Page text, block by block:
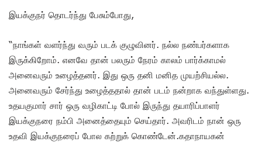
இயக்குநர் தொடர்ந்து பேசும்போது,
“நாங்கள் வளர்ந்து வரும் படக் குழுவினர். நல்ல நண்பர்களாக
இருக்கிறோம். எனவே தான் பலரும் நேரம் காலம் பார்க்காமல்
அனைவரும் உழைத்தனர். இது ஒரு தனி மனித முயற்சியல்ல.
அனைவரும் சேர்ந்து உழைத்ததால் தான் படம் நன்றாக வந்துள்ளது.
உதயகுமார் சார் ஒரு வழிகாட்டி போல் இருந்து தயாரிப்பாளர்
இயக்குநரை நம்பி அனைத்தையும் செய்தார். அவரிடம் நான் ஒரு
உதவி இயக்குநரைப் போல கற்றுக் கொண்டேன்.கதாநாயகன்